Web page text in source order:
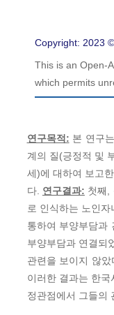
Copyright: 2023
This is an Open-
which permits
연구목적: 본 연구
계의 질(긍정적 및
세)에 대하여 보고
다. 연구결과: 첫째,
로 인식하는 노인
통하여 부양부담과
부양부담과 연결되
관련을 보이지 않았
이러한 결과는 한
정관점에서 그들의